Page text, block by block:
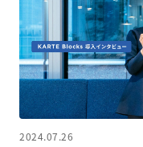
2024.07.26